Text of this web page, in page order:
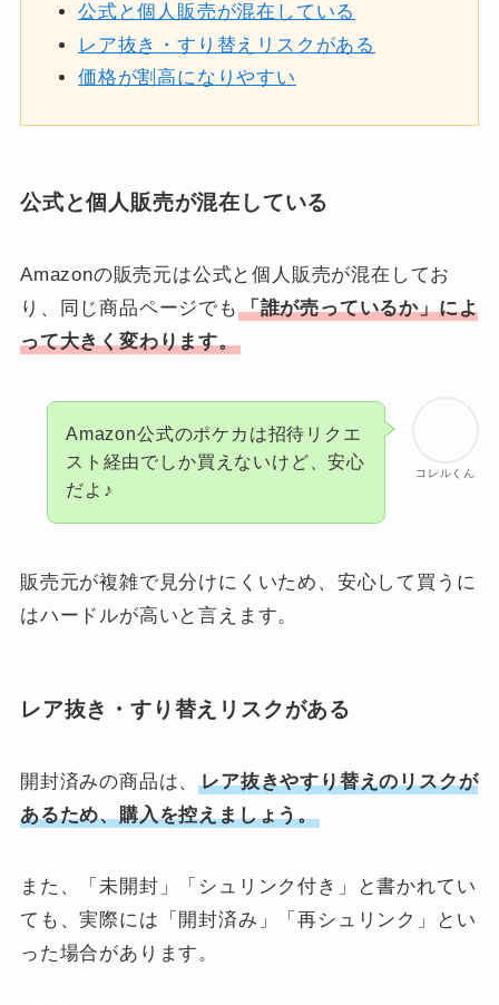
公式と個人販売が混在している
レア抜き・すり替えリスクがある
価格が割高になりやすい
公式と個人販売が混在している
Amazonの販売元は公式と個人販売が混在してお
り、同じ商品ページでも 「誰が売っているか」によ
って大きく変わります。
コレルくん
Amazon公式のポケカは招待リクエ
スト経由でしか買えないけど、安心
だよ♪
販売元が複雑で見分けにくいため、安心して買うに
はハードルが高いと言えます。
レア抜き・すり替えリスクがある
開封済みの商品は、レア抜きやすり替えのリスクが
あるため、購入を控えましょう。
また、「未開封」「シュリンク付き」と書かれてい
ても、実際には「開封済み」「再シュリンク」とい
った場合があります。